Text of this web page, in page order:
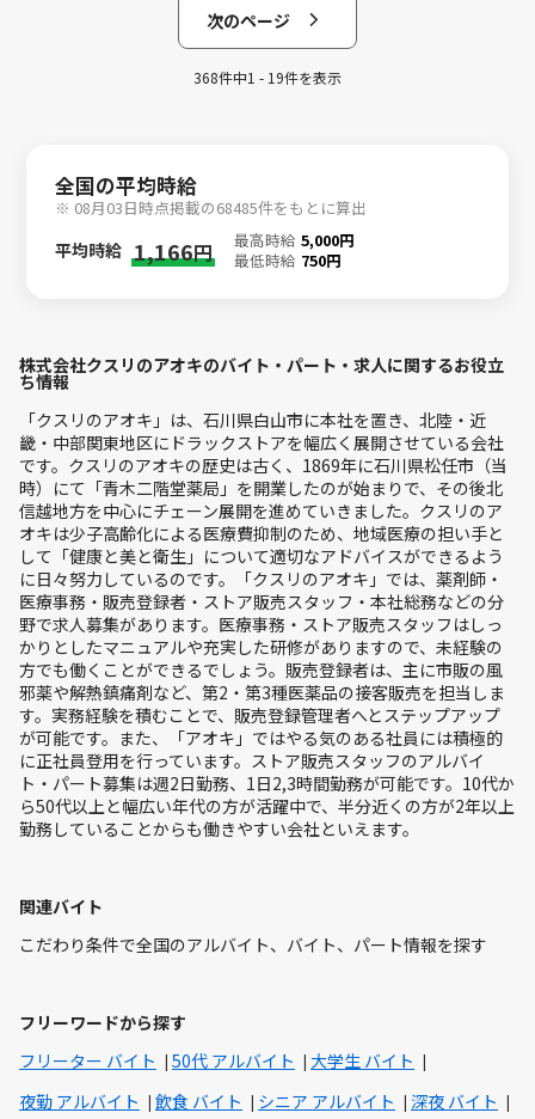
次のページ
368件中1 - 19件を表示
全国の平均時給
※ 08月03日時点掲載の68485件をもとに算出
平均時給 1,166円 最高時給 5,000円
最低時給 750円
株式会社クスリのアオキのバイト・パート・求人に関するお役立
ち情報
「クスリのアオキ」は、石川県白山市に本社を置き、北陸・近
畿・中部関東地区にドラックストアを幅広く展開させている会社
です。クスリのアオキの歴史は古く、1869年に石川県松任市（当
時）にて「青木二階堂薬局」を開業したのが始まりで、その後北
信越地方を中心にチェーン展開を進めていきました。クスリのア
オキは少子高齢化による医療費抑制のため、地域医療の担い手と
して「健康と美と衛生」について適切なアドバイスができるよう
に日々努力しているのです。「クスリのアオキ」では、薬剤師・
医療事務・販売登録者・ストア販売スタッフ・本社総務などの分
野で求人募集があります。医療事務・ストア販売スタッフはしっ
かりとしたマニュアルや充実した研修がありますので、未経験の
方でも働くことができるでしょう。販売登録者は、主に市販の風
邪薬や解熱鎮痛剤など、第2・第3種医薬品の接客販売を担当しま
す。実務経験を積むことで、販売登録管理者へとステップアップ
が可能です。また、「アオキ」ではやる気のある社員には積極的
に正社員登用を行っています。ストア販売スタッフのアルバイ
ト・パート募集は週2日勤務、1日2,3時間勤務が可能です。10代か
ら50代以上と幅広い年代の方が活躍中で、半分近くの方が2年以上
勤務していることからも働きやすい会社といえます。
関連バイト
こだわり条件で全国のアルバイト、バイト、パート情報を探す
フリーワードから探す
フリーター バイト
50代 アルバイト
大学生 バイト
夜勤 アルバイト
飲食 バイト シニア アルバイト
深夜 バイト